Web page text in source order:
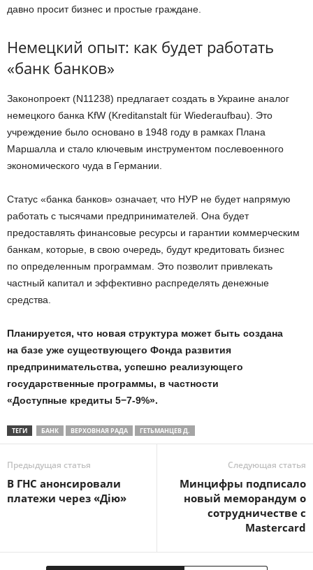
давно просит бизнес и простые граждане.
Немецкий опыт: как будет работать
«банк банков»
Законопроект (N11238) предлагает создать в Украине аналог
немецкого банка KfW (Kreditanstalt für Wiederaufbau). Это
учреждение было основано в 1948 году в рамках Плана
Маршалла и стало ключевым инструментом послевоенного
экономического чуда в Германии.
Статус «банка банков» означает, что НУР не будет напрямую
работать с тысячами предпринимателей. Она будет
предоставлять финансовые ресурсы и гарантии коммерческим
банкам, которые, в свою очередь, будут кредитовать бизнес
по определенным программам. Это позволит привлекать
частный капитал и эффективно распределять денежные
средства.
Планируется, что новая структура может быть создана
на базе уже существующего Фонда развития
предпринимательства, успешно реализующего
государственные программы, в частности
«Доступные кредиты 5−7-9%».
ТЕГИ БАНК ВЕРХОВНАЯ РАДА ГЕТЬМАНЦЕВ Д.
Предыдущая статья
В ГНС анонсировали
платежи через «Дію»
Следующая статья
Минцифры подписало
новый меморандум о
сотрудничестве с
Mastercard